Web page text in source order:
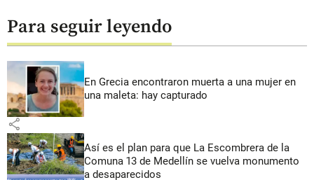
Para seguir leyendo
En Grecia encontraron muerta a una mujer en
una maleta: hay capturado
share
Así es el plan para que La Escombrera de la
Comuna 13 de Medellín se vuelva monumento
a desaparecidos